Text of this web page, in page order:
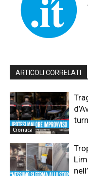
ARTICOLI CORRELATI
Cronaca